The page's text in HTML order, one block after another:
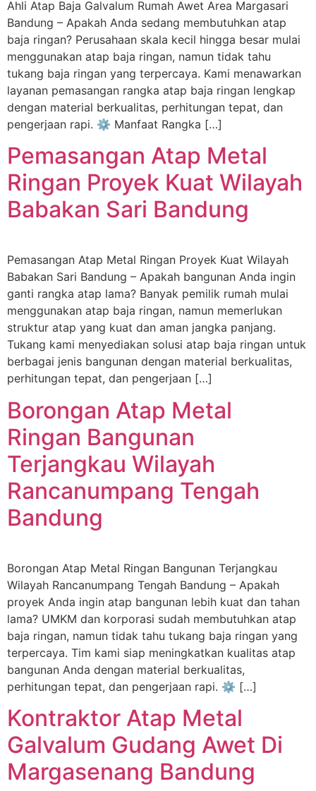
Ahli Atap Baja Galvalum Rumah Awet Area Margasari
Bandung – Apakah Anda sedang membutuhkan atap
baja ringan? Perusahaan skala kecil hingga besar mulai
menggunakan atap baja ringan, namun tidak tahu
tukang baja ringan yang terpercaya. Kami menawarkan
layanan pemasangan rangka atap baja ringan lengkap
dengan material berkualitas, perhitungan tepat, dan
pengerjaan rapi. ⚙️ Manfaat Rangka […]
Pemasangan Atap Metal
Ringan Proyek Kuat Wilayah
Babakan Sari Bandung
Pemasangan Atap Metal Ringan Proyek Kuat Wilayah
Babakan Sari Bandung – Apakah bangunan Anda ingin
ganti rangka atap lama? Banyak pemilik rumah mulai
menggunakan atap baja ringan, namun memerlukan
struktur atap yang kuat dan aman jangka panjang.
Tukang kami menyediakan solusi atap baja ringan untuk
berbagai jenis bangunan dengan material berkualitas,
perhitungan tepat, dan pengerjaan […]
Borongan Atap Metal
Ringan Bangunan
Terjangkau Wilayah
Rancanumpang Tengah
Bandung
Borongan Atap Metal Ringan Bangunan Terjangkau
Wilayah Rancanumpang Tengah Bandung – Apakah
proyek Anda ingin atap bangunan lebih kuat dan tahan
lama? UMKM dan korporasi sudah membutuhkan atap
baja ringan, namun tidak tahu tukang baja ringan yang
terpercaya. Tim kami siap meningkatkan kualitas atap
bangunan Anda dengan material berkualitas,
perhitungan tepat, dan pengerjaan rapi. ⚙️ […]
Kontraktor Atap Metal
Galvalum Gudang Awet Di
Margasenang Bandung